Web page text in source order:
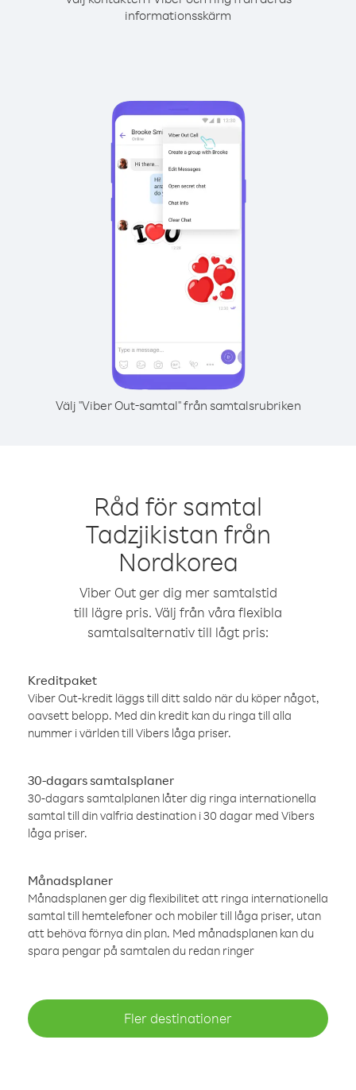
informationsskärm
Välj "Viber Out-samtal" från samtalsrubriken
Råd för samtal
Tadzjikistan från
Nordkorea
Viber Out ger dig mer samtalstid
till lägre pris. Välj från våra flexibla
samtalsalternativ till lågt pris:
Kreditpaket
Viber Out-kredit läggs till ditt saldo när du köper något,
oavsett belopp. Med din kredit kan du ringa till alla
nummer i världen till Vibers låga priser.
30-dagars samtalsplaner
30-dagars samtalplanen låter dig ringa internationella
samtal till din valfria destination i 30 dagar med Vibers
låga priser.
Månadsplaner
Månadsplanen ger dig flexibilitet att ringa internationella
samtal till hemtelefoner och mobiler till låga priser, utan
att behöva förnya din plan. Med månadsplanen kan du
spara pengar på samtalen du redan ringer
Fler destinationer